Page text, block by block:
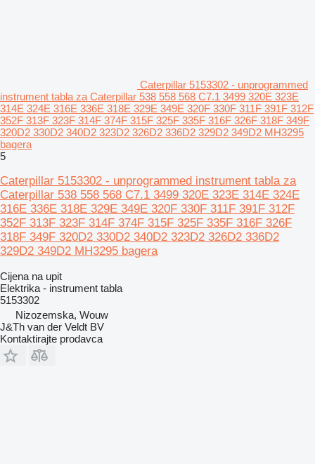
Caterpillar 5153302 - unprogrammed
instrument tabla za Caterpillar 538 558 568 C7.1 3499 320E 323E
314E 324E 316E 336E 318E 329E 349E 320F 330F 311F 391F 312F
352F 313F 323F 314F 374F 315F 325F 335F 316F 326F 318F 349F
320D2 330D2 340D2 323D2 326D2 336D2 329D2 349D2 MH3295
bagera
5
Caterpillar 5153302 - unprogrammed instrument tabla za
Caterpillar 538 558 568 C7.1 3499 320E 323E 314E 324E
316E 336E 318E 329E 349E 320F 330F 311F 391F 312F
352F 313F 323F 314F 374F 315F 325F 335F 316F 326F
318F 349F 320D2 330D2 340D2 323D2 326D2 336D2
329D2 349D2 MH3295 bagera
Cijena na upit
Elektrika - instrument tabla
5153302
Nizozemska, Wouw
J&Th van der Veldt BV
Kontaktirajte prodavca